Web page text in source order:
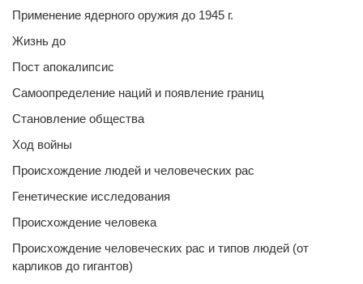
Применение ядерного оружия до 1945 г.
Жизнь до
Пост апокалипсис
Самоопределение наций и появление границ
Становление общества
Ход войны
Происхождение людей и человеческих рас
Генетические исследования
Происхождение человека
Происхождение человеческих рас и типов людей (от
карликов до гигантов)